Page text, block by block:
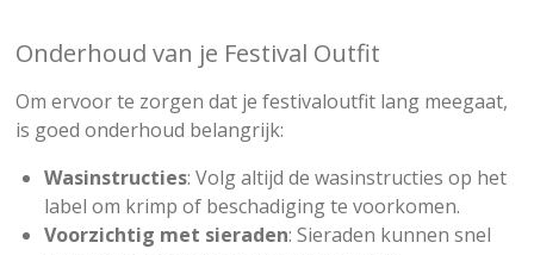
Onderhoud van je Festival Outfit
Om ervoor te zorgen dat je festivaloutfit lang meegaat,
is goed onderhoud belangrijk:
Wasinstructies: Volg altijd de wasinstructies op het
label om krimp of beschadiging te voorkomen.
Voorzichtig met sieraden: Sieraden kunnen snel